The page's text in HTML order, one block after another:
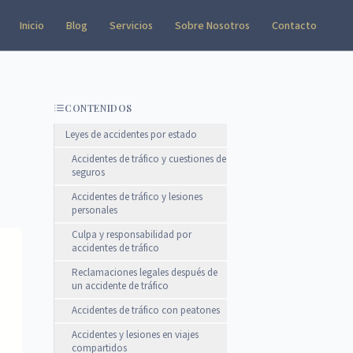
Inicio Blog Servicios Sobre Nosotros Contacto
CONTENIDOS
Leyes de accidentes por estado
Accidentes de tráfico y cuestiones de
seguros
Accidentes de tráfico y lesiones
personales
Culpa y responsabilidad por
accidentes de tráfico
Reclamaciones legales después de
un accidente de tráfico
Accidentes de tráfico con peatones
Accidentes y lesiones en viajes
compartidos